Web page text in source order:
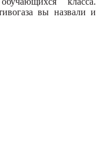
вы назвали и